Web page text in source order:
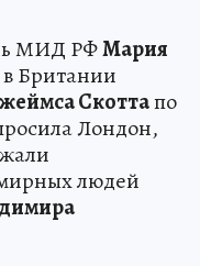
МИД РФМария
Британии
Скоттапо
Лондон,
людей